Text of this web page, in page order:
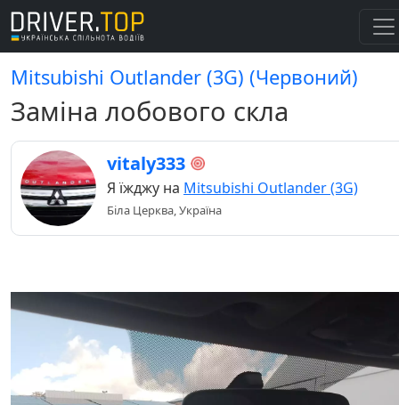
Mitsubishi Outlander (3G) (Червоний)
Заміна лобового скла
vitaly333
Я їжджу на Mitsubishi Outlander (3G)
Біла Церква, Україна